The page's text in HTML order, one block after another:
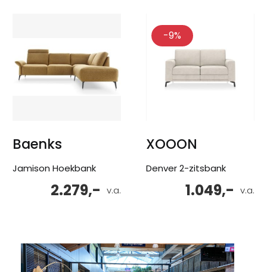
Baenks
Jamison Hoekbank
v.a.
2.279,-
-9%
XOOON
Denver 2-zitsbank
v.a.
1.049,-